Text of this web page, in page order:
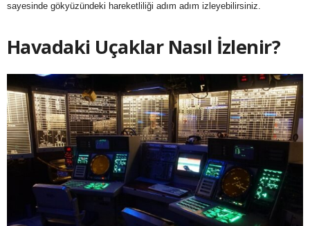
sayesinde gökyüzündeki hareketliliği adım adım izleyebilirsiniz.
Havadaki Uçaklar Nasıl İzlenir?